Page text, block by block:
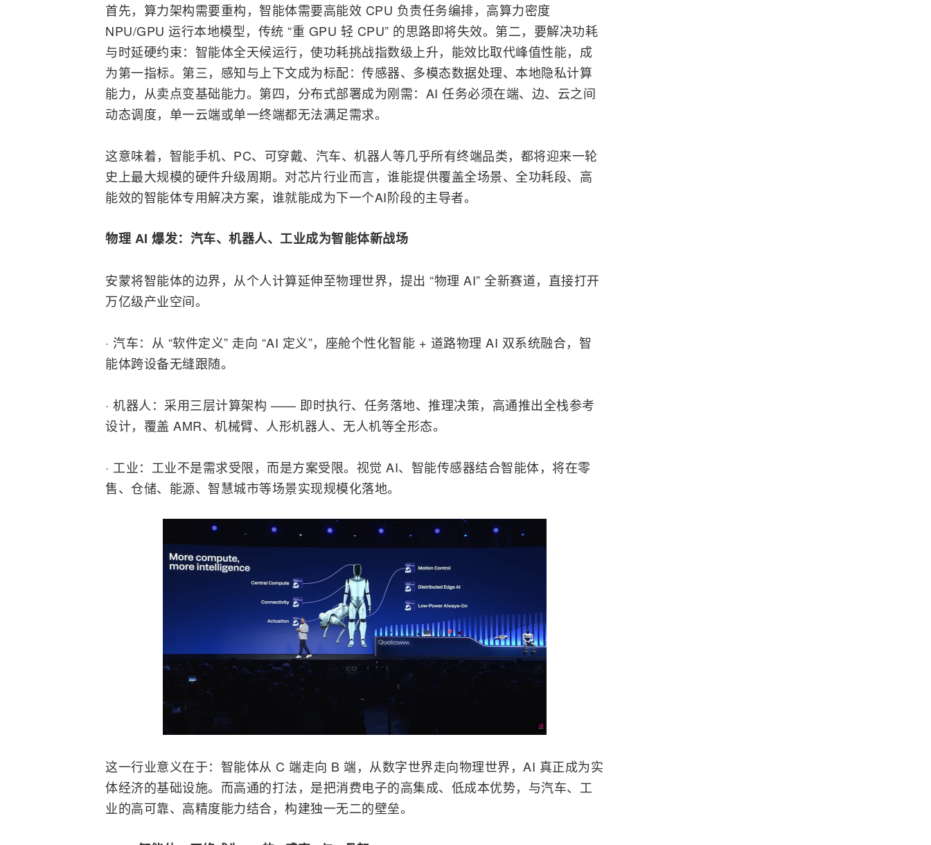
首先，算力架构需要重构，智能体需要高能效 CPU 负责任务编排，高算力密度
NPU/GPU 运行本地模型，传统 “重 GPU 轻 CPU” 的思路即将失效。第二，要解决功耗
与时延硬约束：智能体全天候运行，使功耗挑战指数级上升，能效比取代峰值性能，成
为第一指标。第三，感知与上下文成为标配： 传感器、多模态数据处理、本地隐私计算
能力，从卖点变基础能力。第四，分布式部署成为刚需：AI 任务必须在端、边、云之间
动态调度，单一云端或单一终端都无法满足需求。
这意味着， 智能手机、PC、可穿戴、汽车、机器人等几乎所有终端品类，都将迎来一轮
史上最大规模的硬件升级周期。对芯片行业而言，谁能提供覆盖全场景、全功耗段、高
能效的智能体专用解决方案，谁就能成为下一个AI阶段的主导者。
物理 AI 爆发：汽车、机器人、工业成为智能体新战场
安蒙将智能体的边界，从个人计算延伸至物理世界，提出 “物理 AI” 全新赛道，直接打开
万亿级产业空间。
· 汽车：从 “软件定义” 走向 “AI 定义”，座舱个性化智能 + 道路物理 AI 双系统融合，智
能体跨设备无缝跟随。
· 机器人：采用三层计算架构 —— 即时执行、任务落地、推理决策，高通推出全栈参考
设计，覆盖 AMR、机械臂、人形机器人、无人机等全形态。
· 工业：工业不是需求受限，而是方案受限。视觉 AI、智能传感器结合智能体，将在零
售、仓储、能源、智慧城市等场景实现规模化落地。
这一行业意义在于：智能体从 C 端走向 B 端，从数字世界走向物理世界，AI 真正成为实
体经济的基础设施。而高通的打法，是把消费电子的高集成、低成本优势，与汽车、工
业的高可靠、高精度能力结合，构建独一无二的壁垒。